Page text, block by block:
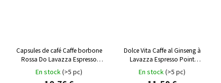
Capsules de café Caffe borbone
Rossa Do Lavazza Espresso
Point 50 pcs
En stock(>5 pc)
Dolce Vita Caffe al Ginseng à
Lavazza Espresso Point
capsules 50 pcs
En stock(>5 pc)